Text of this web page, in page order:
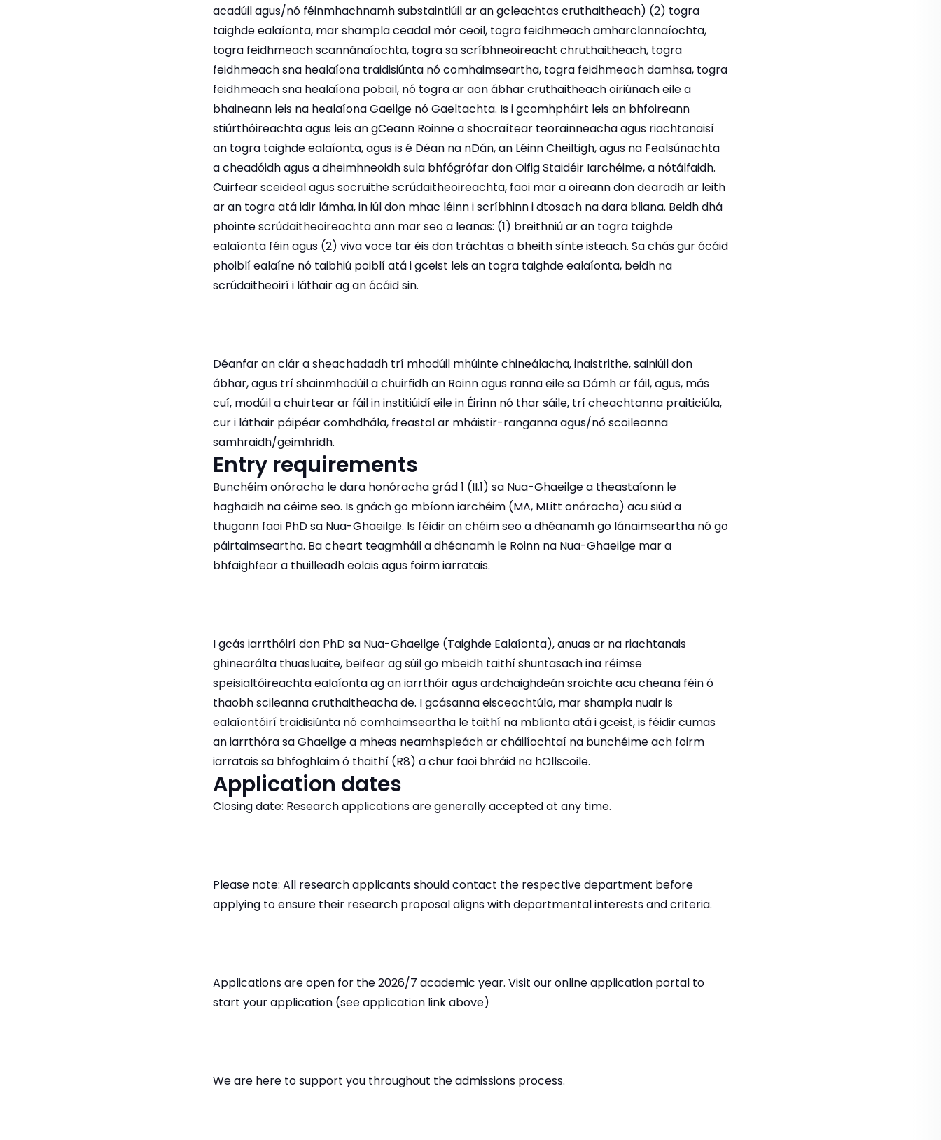
acadúil agus/nó féinmhachnamh substaintiúil ar an gcleachtas cruthaitheach) (2) togra
taighde ealaíonta, mar shampla ceadal mór ceoil, togra feidhmeach amharclannaíochta,
togra feidhmeach scannánaíochta, togra sa scríbhneoireacht chruthaitheach, togra
feidhmeach sna healaíona traidisiúnta nó comhaimseartha, togra feidhmeach damhsa, togra
feidhmeach sna healaíona pobail, nó togra ar aon ábhar cruthaitheach oiriúnach eile a
bhaineann leis na healaíona Gaeilge nó Gaeltachta. Is i gcomhpháirt leis an bhfoireann
stiúrthóireachta agus leis an gCeann Roinne a shocraítear teorainneacha agus riachtanaisí
an togra taighde ealaíonta, agus is é Déan na nDán, an Léinn Cheiltigh, agus na Fealsúnachta
a cheadóidh agus a dheimhneoidh sula bhfógrófar don Oifig Staidéir Iarchéime, a nótálfaidh.
Cuirfear sceideal agus socruithe scrúdaitheoireachta, faoi mar a oireann don dearadh ar leith
ar an togra atá idir lámha, in iúl don mhac léinn i scríbhinn i dtosach na dara bliana. Beidh dhá
phointe scrúdaitheoireachta ann mar seo a leanas: (1) breithniú ar an togra taighde
ealaíonta féin agus (2) viva voce tar éis don tráchtas a bheith sínte isteach. Sa chás gur ócáid
phoiblí ealaíne nó taibhiú poiblí atá i gceist leis an togra taighde ealaíonta, beidh na
scrúdaitheoirí i láthair ag an ócáid sin.
Déanfar an clár a sheachadadh trí mhodúil mhúinte chineálacha, inaistrithe, sainiúil don
ábhar, agus trí shainmhodúil a chuirfidh an Roinn agus ranna eile sa Dámh ar fáil, agus, más
cuí, modúil a chuirtear ar fáil in institiúidí eile in Éirinn nó thar sáile, trí cheachtanna praiticiúla,
cur i láthair páipéar comhdhála, freastal ar mháistir-ranganna agus/nó scoileanna
samhraidh/geimhridh.
Entry requirements
Bunchéim onóracha le dara honóracha grád 1 (II.1) sa Nua-Ghaeilge a theastaíonn le
haghaidh na céime seo. Is gnách go mbíonn iarchéim (MA, MLitt onóracha) acu siúd a
thugann faoi PhD sa Nua-Ghaeilge. Is féidir an chéim seo a dhéanamh go lánaimseartha nó go
páirtaimseartha. Ba cheart teagmháil a dhéanamh le Roinn na Nua-Ghaeilge mar a
bhfaighfear a thuilleadh eolais agus foirm iarratais.
I gcás iarrthóirí don PhD sa Nua-Ghaeilge (Taighde Ealaíonta), anuas ar na riachtanais
ghinearálta thuasluaite, beifear ag súil go mbeidh taithí shuntasach ina réimse
speisialtóireachta ealaíonta ag an iarrthóir agus ardchaighdeán sroichte acu cheana féin ó
thaobh scileanna cruthaitheacha de. I gcásanna eisceachtúla, mar shampla nuair is
ealaíontóirí traidisiúnta nó comhaimseartha le taithí na mblianta atá i gceist, is féidir cumas
an iarrthóra sa Ghaeilge a mheas neamhspleách ar cháilíochtaí na bunchéime ach foirm
iarratais sa bhfoghlaim ó thaithí (R8) a chur faoi bhráid na hOllscoile.
Application dates
Closing date: Research applications are generally accepted at any time.
Please note: All research applicants should contact the respective department before
applying to ensure their research proposal aligns with departmental interests and criteria.
Applications are open for the 2026/7 academic year. Visit our online application portal to
start your application (see application link above)
We are here to support you throughout the admissions process.